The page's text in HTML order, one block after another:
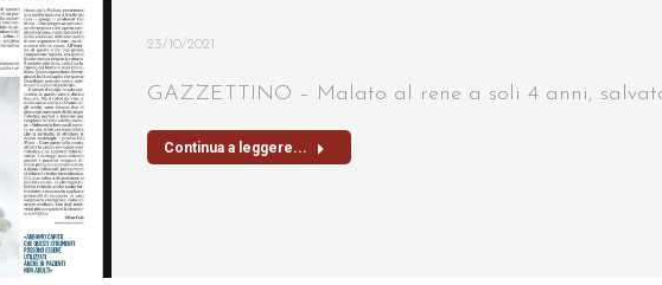
23/10/2021
GAZZETTINO – Malato al rene a soli 4 anni,
Continua a leggere...